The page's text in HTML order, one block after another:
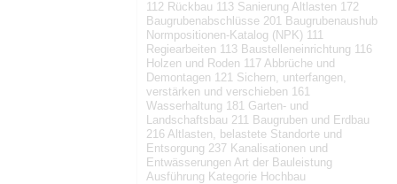
112 Rückbau 113 Sanierung Altlasten 172
Baugrubenabschlüsse 201 Baugrubenaushub
Normpositionen-Katalog (NPK) 111
Regiearbeiten 113 Baustelleneinrichtung 116
Holzen und Roden 117 Abbrüche und
Demontagen 121 Sichern, unterfangen,
verstärken und verschieben 161
Wasserhaltung 181 Garten- und
Landschaftsbau 211 Baugruben und Erdbau
216 Altlasten, belastete Standorte und
Entsorgung 237 Kanalisationen und
Entwässerungen Art der Bauleistung
Ausführung Kategorie Hochbau